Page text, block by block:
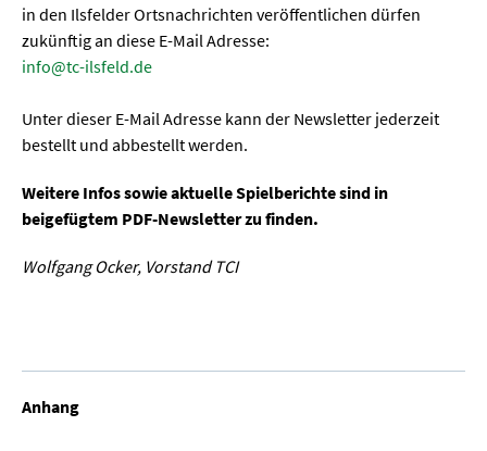
in den Ilsfelder Ortsnachrichten veröffentlichen dürfen
zukünftig an diese E-Mail Adresse:
info@tc-ilsfeld.de
Unter dieser E-Mail Adresse kann der Newsletter jederzeit
bestellt und abbestellt werden.
Weitere Infos sowie aktuelle Spielberichte sind in
beigefügtem PDF-Newsletter zu finden.
Wolfgang Ocker, Vorstand TCI
Anhang